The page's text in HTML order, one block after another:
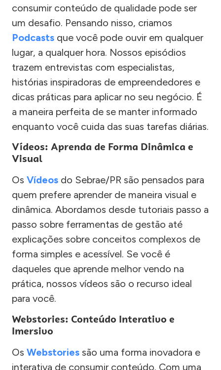
consumir conteúdo de qualidade pode ser
um desafio. Pensando nisso, criamos
Podcasts que você pode ouvir em qualquer
lugar, a qualquer hora. Nossos episódios
trazem entrevistas com especialistas,
histórias inspiradoras de empreendedores e
dicas práticas para aplicar no seu negócio. É
a maneira perfeita de se manter informado
enquanto você cuida das suas tarefas diárias.
Vídeos: Aprenda de Forma Dinâmica e
Visual
Os Vídeos do Sebrae/PR são pensados para
quem prefere aprender de maneira visual e
dinâmica. Abordamos desde tutoriais passo a
passo sobre ferramentas de gestão até
explicações sobre conceitos complexos de
forma simples e acessível. Se você é
daqueles que aprende melhor vendo na
prática, nossos vídeos são o recurso ideal
para você.
Webstories: Conteúdo Interativo e
Imersivo
Os Webstories são uma forma inovadora e
interativa de consumir conteúdo. Com uma